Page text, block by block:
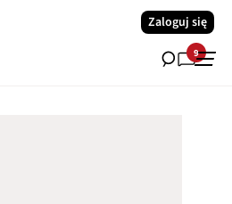
Zaloguj się
9